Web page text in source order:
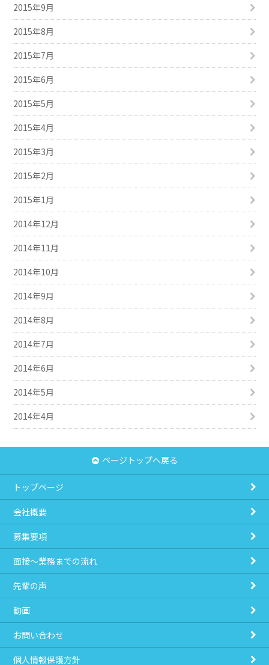
2015年9月
2015年8月
2015年7月
2015年6月
2015年5月
2015年4月
2015年3月
2015年2月
2015年1月
2014年12月
2014年11月
2014年10月
2014年9月
2014年8月
2014年7月
2014年6月
2014年5月
2014年4月
ページトップへ戻る
トップページ
会社概要
募集要項
面接～業務までの流れ
先輩の声
動画
お問い合わせ
個人情報保護方針